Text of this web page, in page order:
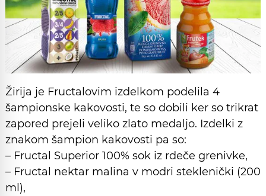
Žirija je Fructalovim izdelkom podelila 4
šampionske kakovosti, te so dobili ker so trikrat
zapored prejeli veliko zlato medaljo. Izdelki z
znakom šampion kakovosti pa so:
– Fructal Superior 100% sok iz rdeče grenivke,
– Fructal nektar malina v modri steklenički (200
ml),